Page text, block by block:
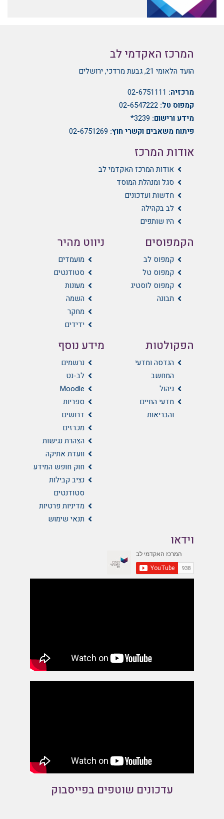
המרכז האקדמי לב
הועד הלאומי 21, גבעת מרדכי, ירושלים
מרכזיה: 02-6751111
קמפוס טל: 02-6547222
מידע ורישום: 3239*
פיתוח משאבים וקשרי חוץ: 02-6751269
אודות המרכז
אודות המרכז האקדמי לב
סגל ומנהלת המוסד
חדשות ועדכונים
לב בקהילה
היו שותפים
הקמפוסים
קמפוס לב
קמפוס טל
קמפוס לוסטיג
תבונה
הפקולטות
הנדסה ומדעי
המחשב
ניהול
מדעי החיים
והבריאות
ניווט מהיר
מועמדים
סטודנטים
מעונות
השמה
מחקר
ידידים
מידע נוסף
נרשמים
לב-נט
Moodle
ספריות
דרושים
מכרזים
הצהרת נגישות
וועדת אתיקה
חוק חופש המידע
נציב קבילות
סטודנטים
מדיניות פרטיות
תנאי שימוש
וידאו
עדכונים שוטפים בפייסבוק